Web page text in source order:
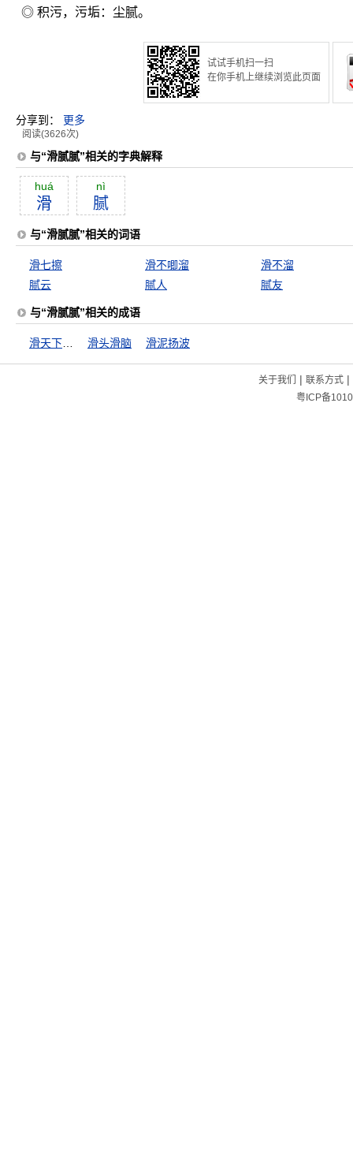
◎ 积污，污垢：尘腻。
试试手机扫一扫
在你手机上继续浏览此页面
分享到： 更多
阅读(3626次)
与“滑腻腻”相关的字典解释
huá
滑
nì
腻
与“滑腻腻”相关的词语
滑七擦 滑不唧溜
滑不溜
腻云
腻人 腻友
与“滑腻腻”相关的成语
滑头滑脑 滑泥扬波
关于我们 | 联系方式|
粤ICP备